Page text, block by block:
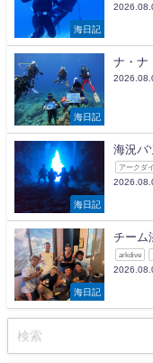
海日記
海日記
ナ・ナ
海日記
海況バ
アークダ
海日記
チーム
arkdive